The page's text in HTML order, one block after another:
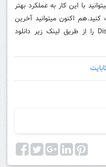
با این کار به عملکرد بهتر
اکنون میتوانید آخرین
نسخه ی Display Driver Uninstaller را از طریق لینک زیر دانلود